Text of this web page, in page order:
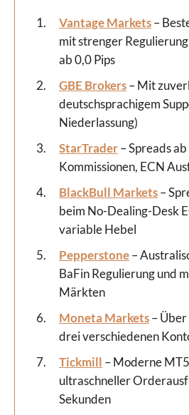
Vantage Markets–
mit strenger
ab 0,0 Pips
GBE Brokers– Mit
deutschsprachigem
Niederlassung)
StarTrader– Spreads
Kommissionen, ECN
BlackBull Markets–
beim No-Dealing-Desk
variable Hebel
Pepperstone–
BaFin Regulierung und
Märkten
Moneta Markets–
drei verschiedenen
Tickmill – Moderne
ultraschneller
Sekunden